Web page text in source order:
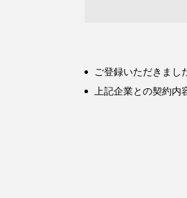
ご登録いただきまし
上記企業との契約